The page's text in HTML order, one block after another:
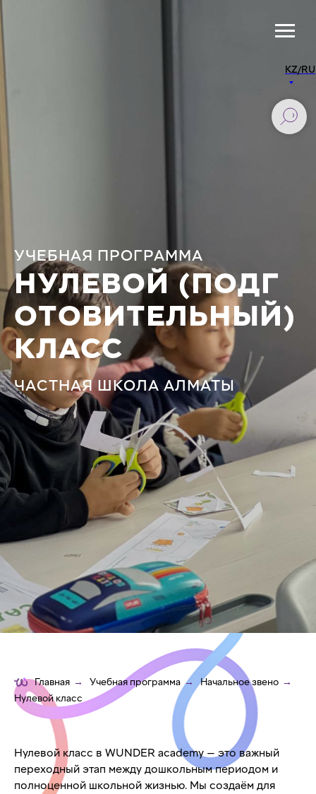
KZ/RU
УЧЕБНАЯ ПРОГРАММА
НУЛЕВОЙ (ПОДГ
ОТОВИТЕЛЬНЫЙ)
КЛАСС
ЧАСТНАЯ ШКОЛА АЛМАТЫ
Главная → Учебная программа → Начальное звено →
Нулевой класс
Нулевой класс в WUNDER academy — это важный
переходный этап между дошкольным периодом и
полноценной школьной жизнью. Мы создаём для